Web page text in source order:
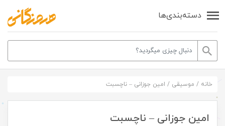
دسته‌بندی‌ها
خانه / موسیقی / امین جوزانی – ناچسبت
امین جوزانی – ناچسبت